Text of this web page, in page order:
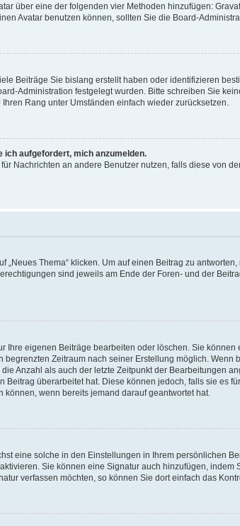
über eine der folgenden vier Methoden hinzufügen:
Avatar benutzen können, sollten Sie die Board-
Beiträge Sie bislang erstellt haben oder identifizieren
Administration festgelegt wurden. Bitte schreiben Sie
Rang unter Umständen einfach wieder zurücksetzen.
ich aufgefordert, mich anzumelden.
Nachrichten an andere Benutzer nutzen, falls diese von
Thema“ klicken. Um auf einen Beitrag zu
sind jeweils am Ende der Foren- und der
Ihre eigenen Beiträge bearbeiten oder löschen. Sie
Zeitraum nach seiner Erstellung möglich.
Anzahl als auch der letzte Zeitpunkt der Bearbeitungen
überarbeitet hat. Diese können jedoch, falls sie es
wenn bereits jemand darauf geantwortet hat.
eine solche in den Einstellungen in Ihrem persönlichen
Sie können eine Signatur auch hinzufügen,
verfassen möchten, so können Sie dort einfach das